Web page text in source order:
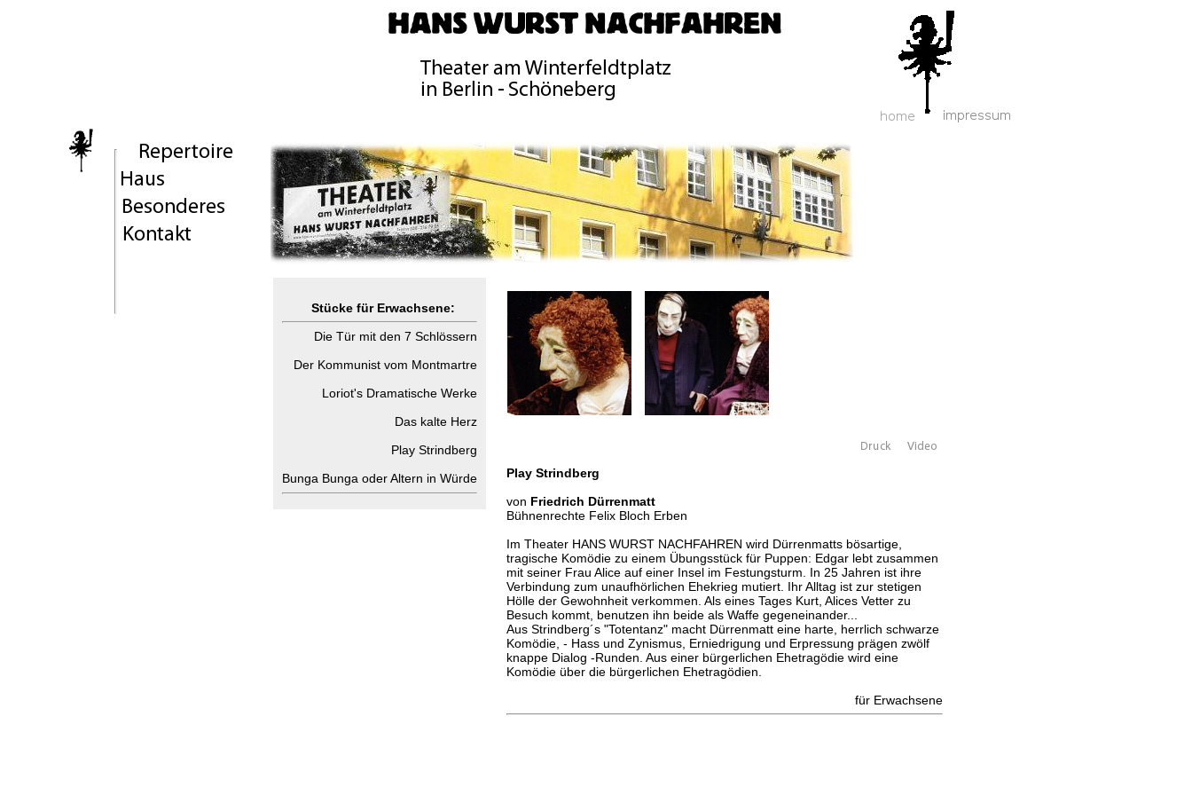
Stücke für Erwachsene:
Die Tür mit den 7 Schlössern
Der Kommunist vom Montmartre
Loriot's Dramatische Werke
Das kalte Herz
Play Strindberg
Bunga Bunga oder Altern in Würde
Play Strindberg
von Friedrich Dürrenmatt
Bühnenrechte Felix Bloch Erben
Im Theater HANS WURST NACHFAHREN wird Dürrenmatts bösartige,
tragische Komödie zu einem Übungsstück für Puppen: Edgar lebt zusammen
mit seiner Frau Alice auf einer Insel im Festungsturm. In 25 Jahren ist ihre
Verbindung zum unaufhörlichen Ehekrieg mutiert. Ihr Alltag ist zur stetigen
Hölle der Gewohnheit verkommen. Als eines Tages Kurt, Alices Vetter zu
Besuch kommt, benutzen ihn beide als Waffe gegeneinander...
Aus Strindberg´s "Totentanz" macht Dürrenmatt eine harte, herrlich schwarze
Komödie, - Hass und Zynismus, Erniedrigung und Erpressung prägen zwölf
knappe Dialog -Runden. Aus einer bürgerlichen Ehetragödie wird eine
Komödie über die bürgerlichen Ehetragödien.
für Erwachsene